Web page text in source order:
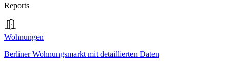
Reports
Wohnungen
Berliner Wohnungsmarkt mit detaillierten Daten